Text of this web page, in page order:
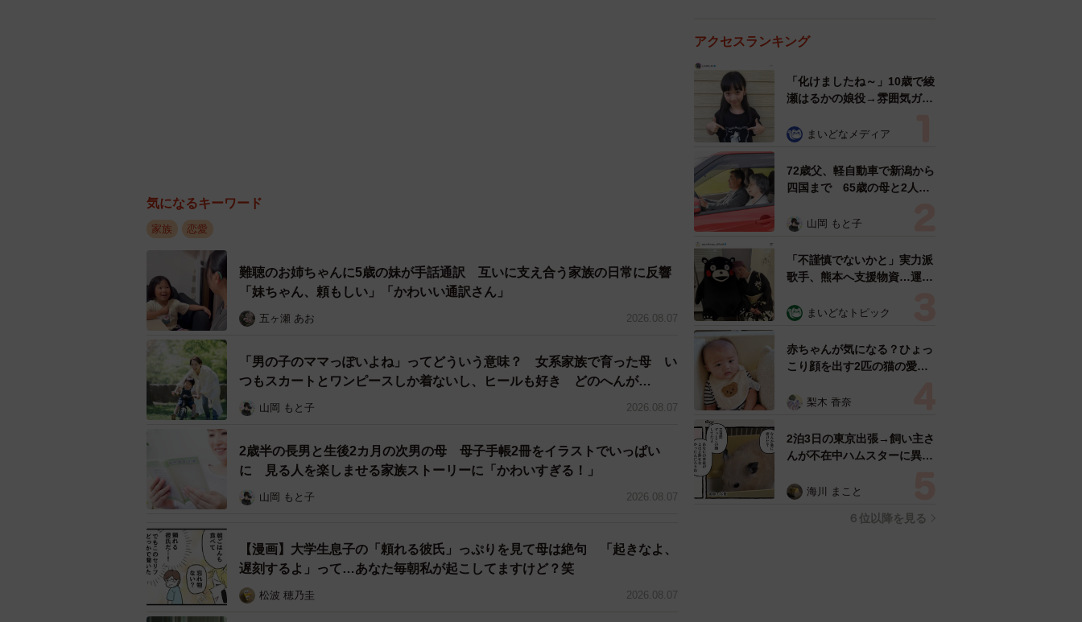
さらに、「旦那が嫌いでも離婚しない理由」を教えてもらったところ、「経済的理由のた
め」（878人）、「子どものため」（759人）、「離婚するほどではない」（738人）といっ
た回答が上位に並びました。
気になるキーワード
家族 恋愛
難聴のお姉ちゃんに5歳の妹が手話通訳 互いに支え合う家族の日常に反響
「妹ちゃん、頼もしい」「かわいい通訳さん」
五ヶ瀬 あお 2026.08.07
「男の子のママっぽいよね」ってどういう意味？ 女系家族で育った母 い
つもスカートとワンピースしか着ないし、ヒールも好き どのへんが…
山岡 もと子 2026.08.07
2歳半の長男と生後2カ月の次男の母 母子手帳2冊をイラストでいっぱい
に 見る人を楽しませる家族ストーリーに「かわいすぎる！」
山岡 もと子 2026.08.07
【漫画】大学生息子の「頼れる彼氏」っぷりを見て母は絶句 「起きなよ、
遅刻するよ」って…あなた毎朝私が起こしてますけど？笑
松波 穂乃圭 2026.08.07
アクセスランキング
「化けましたね～」10歳で綾
瀬はるかの娘役→雰囲気ガラ
雰囲気が」「宝塚に入れそ
まいどなメディア
72歳父、軽自動車で新潟から
四国まで 65歳の母と2人で
憩まで分刻み… 「大学生で
山岡 もと子
「不謹慎でないかと」実力派
歌手、熊本へ支援物資…運搬
めらい 「痛いほど伝わる」
まいどなトピック
赤ちゃんが気になる？ひょっ
こり顔を出す2匹の猫の愛ら
わいい構図あります？」「ベ
梨木 香奈
2泊3日の東京出張→飼い主さ
んが不在中ハムスターに異
「急に老けた？」【漫画】
海川 まこと
６位以降を見る